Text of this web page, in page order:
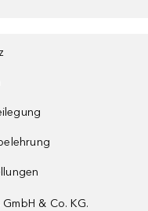
& Co. KG.